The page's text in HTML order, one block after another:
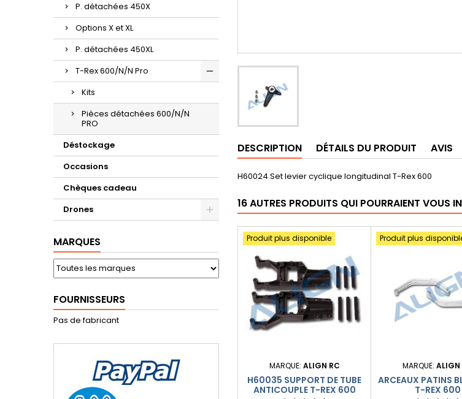
P. détachées 450X
Options X et XL
P. détachées 450XL
T-Rex 600/N/N Pro
Kits
Pièces détachées 600/N/N
PRO
Déstockage
Occasions
Chèques cadeau
Drones
MARQUES
FOURNISSEURS
Pas de fabricant
DESCRIPTION DÉTAILS DU PRODUIT AVIS
H60024 Set levier cyclique longitudinal T-Rex 600
16 AUTRES PRODUITS QUI POURRAIENT VOUS
Produit plus disponible
MARQUE: ALIGN RC
H60035 SUPPORT DE TUBE
ANTICOUPLE T-REX 600
Produit plus
MARQUE: ALIGN
ARCEAUX PATINS
T-REX 600